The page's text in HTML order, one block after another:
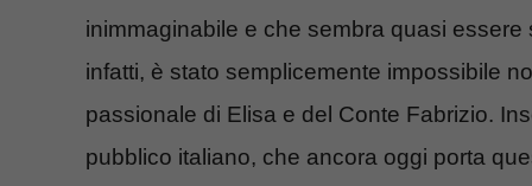
inimmaginabile e che sembra quasi
infatti, è stato semplicemente impossibile
passionale di Elisa e del Conte Fabrizio.
pubblico italiano, che ancora oggi porta